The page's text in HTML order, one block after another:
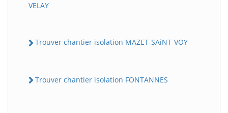
VELAY
Trouver chantier isolation MAZET-SAiNT-VOY
Trouver chantier isolation FONTANNES